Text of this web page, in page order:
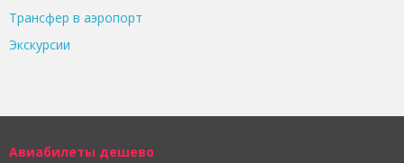
Трансфер в аэропорт
Экскурсии
Авиабилеты дешево